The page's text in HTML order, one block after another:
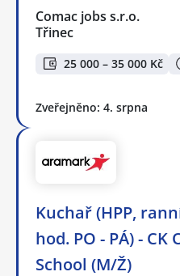
Comac jobs s.r.o.
Třinec
25 000 – 35 000 Kč
Zveřejněno: 4. srpna
Kuchař (HPP,
hod. PO - PÁ) - CK
School (M/Ž)